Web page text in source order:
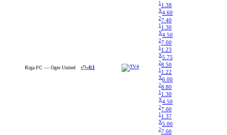
Riga FC — Ogre United 4:1
1 1.38
X4.60
27.40
1 1.30
X4.50
27.00
1 1.23
X5.75
28.50
1 1.22
X6.00
28.80
1 1.30
X4.50
27.00
1 1.37
X5.00
27.00